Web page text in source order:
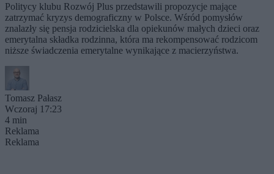
Politycy klubu Rozwój Plus przedstawili propozycje mające
zatrzymać kryzys demograficzny w Polsce. Wśród pomysłów
znalazły się pensja rodzicielska dla opiekunów małych dzieci oraz
emerytalna składka rodzinna, która ma rekompensować rodzicom
niższe świadczenia emerytalne wynikające z macierzyństwa.
Tomasz Pałasz
Wczoraj 17:23
4 min
Reklama
Reklama